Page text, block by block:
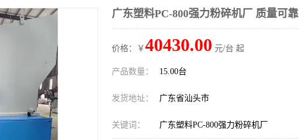
广东塑料PC-800强力粉碎机厂 质量可靠
价格：￥ 40430.00 元/台 起
产品数量： 15.00台
发货地址： 广东省汕头市
关键词： 广东塑料PC-800强力粉碎机厂